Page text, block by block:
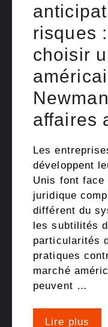
risques
choisir
affaires
Les
développent
Unis font face
juridique
différent du
les subtilités
particularités
pratiques
marché
peuvent …
Lire plus